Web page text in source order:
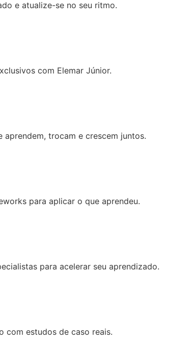
e atualize-se no seu ritmo.
com Elemar Júnior.
aprendem, trocam e crescem juntos.
para aplicar o que aprendeu.
para acelerar seu aprendizado.
com estudos de caso reais.